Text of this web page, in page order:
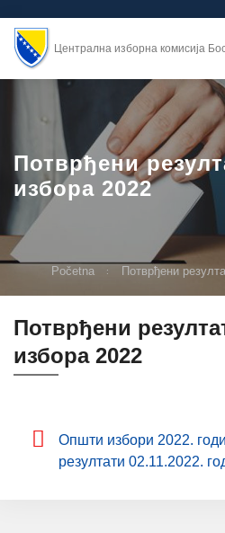
Централна изборна комисија
Потврђени
избора 2022
Početna Потврђени
Потврђени
избора 2022
Општи избори 2022.
резултати 02.11.2022.